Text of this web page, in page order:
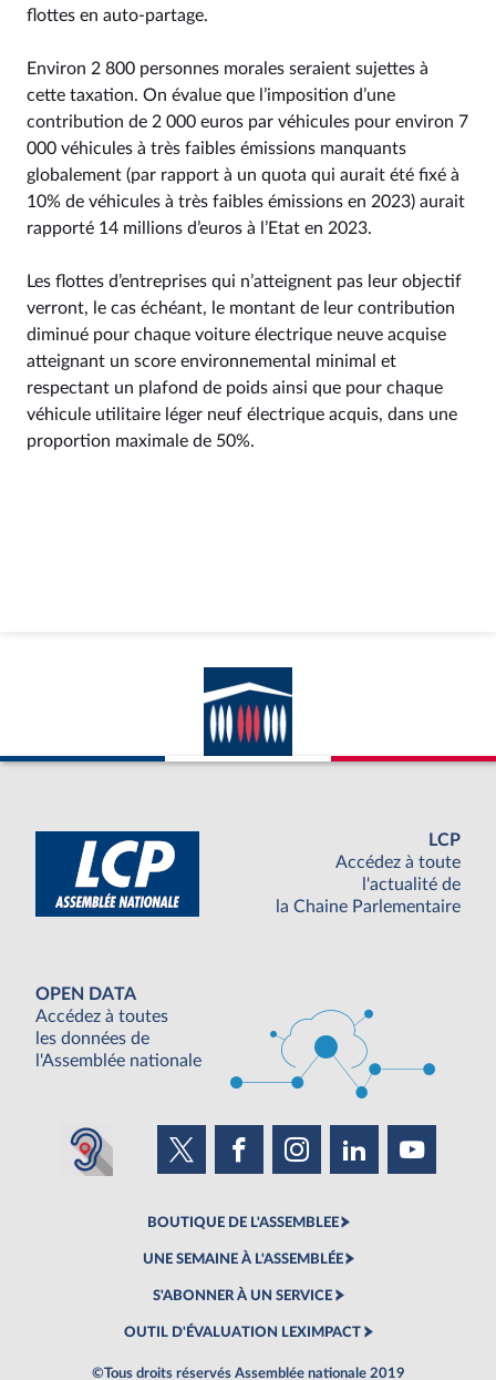
flottes en auto-partage.
Environ 2 800 personnes morales seraient sujettes à
cette taxation. On évalue que l’imposition d’une
contribution de 2 000 euros par véhicules pour environ 7
000 véhicules à très faibles émissions manquants
globalement (par rapport à un quota qui aurait été fixé à
10% de véhicules à très faibles émissions en 2023) aurait
rapporté 14 millions d’euros à l’Etat en 2023.
Les flottes d’entreprises qui n’atteignent pas leur objectif
verront, le cas échéant, le montant de leur contribution
diminué pour chaque voiture électrique neuve acquise
atteignant un score environnemental minimal et
respectant un plafond de poids ainsi que pour chaque
véhicule utilitaire léger neuf électrique acquis, dans une
proportion maximale de 50%.
LCP
Accédez à toute
l'actualité de
la Chaine Parlementaire
OPEN DATA
Accédez à toutes
les données de
l'Assemblée nationale
BOUTIQUE DE L'ASSEMBLEE
UNE SEMAINE À L'ASSEMBLÉE
S'ABONNER À UN SERVICE
OUTIL D'ÉVALUATION LEXIMPACT
©Tous droits réservés Assemblée nationale 2019